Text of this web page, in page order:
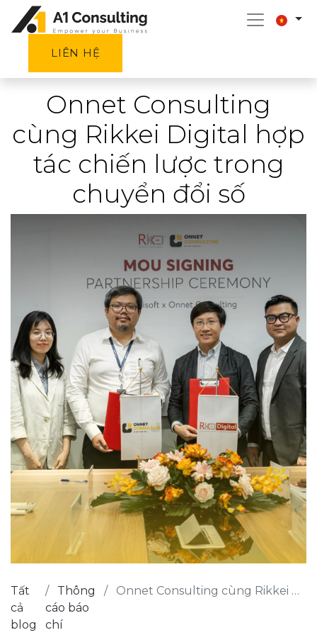
LIÊN HỆ
Onnet Consulting
cùng Rikkei Digital hợp
tác chiến lược trong
chuyển đổi số
Tất
cả
blog
Thông
cáo báo
chí
Onnet Consulting cùng Rikkei Digital hợp tác chiến lược trong chuyển đổi số